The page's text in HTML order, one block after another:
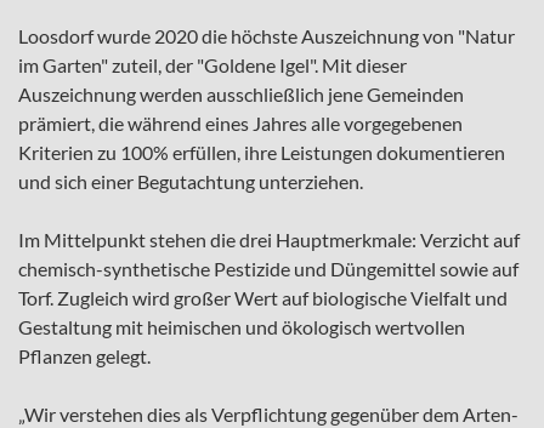
Loosdorf wurde 2020 die höchste Auszeichnung von "Natur
im Garten" zuteil, der "Goldene Igel". Mit dieser
Auszeichnung werden ausschließlich jene Gemeinden
prämiert, die während eines Jahres alle vorgegebenen
Kriterien zu 100% erfüllen, ihre Leistungen dokumentieren
und sich einer Begutachtung unterziehen.
Im Mittelpunkt stehen die drei Hauptmerkmale: Verzicht auf
chemisch-synthetische Pestizide und Düngemittel sowie auf
Torf. Zugleich wird großer Wert auf biologische Vielfalt und
Gestaltung mit heimischen und ökologisch wertvollen
Pflanzen gelegt.
„Wir verstehen dies als Verpflichtung gegenüber dem Arten-